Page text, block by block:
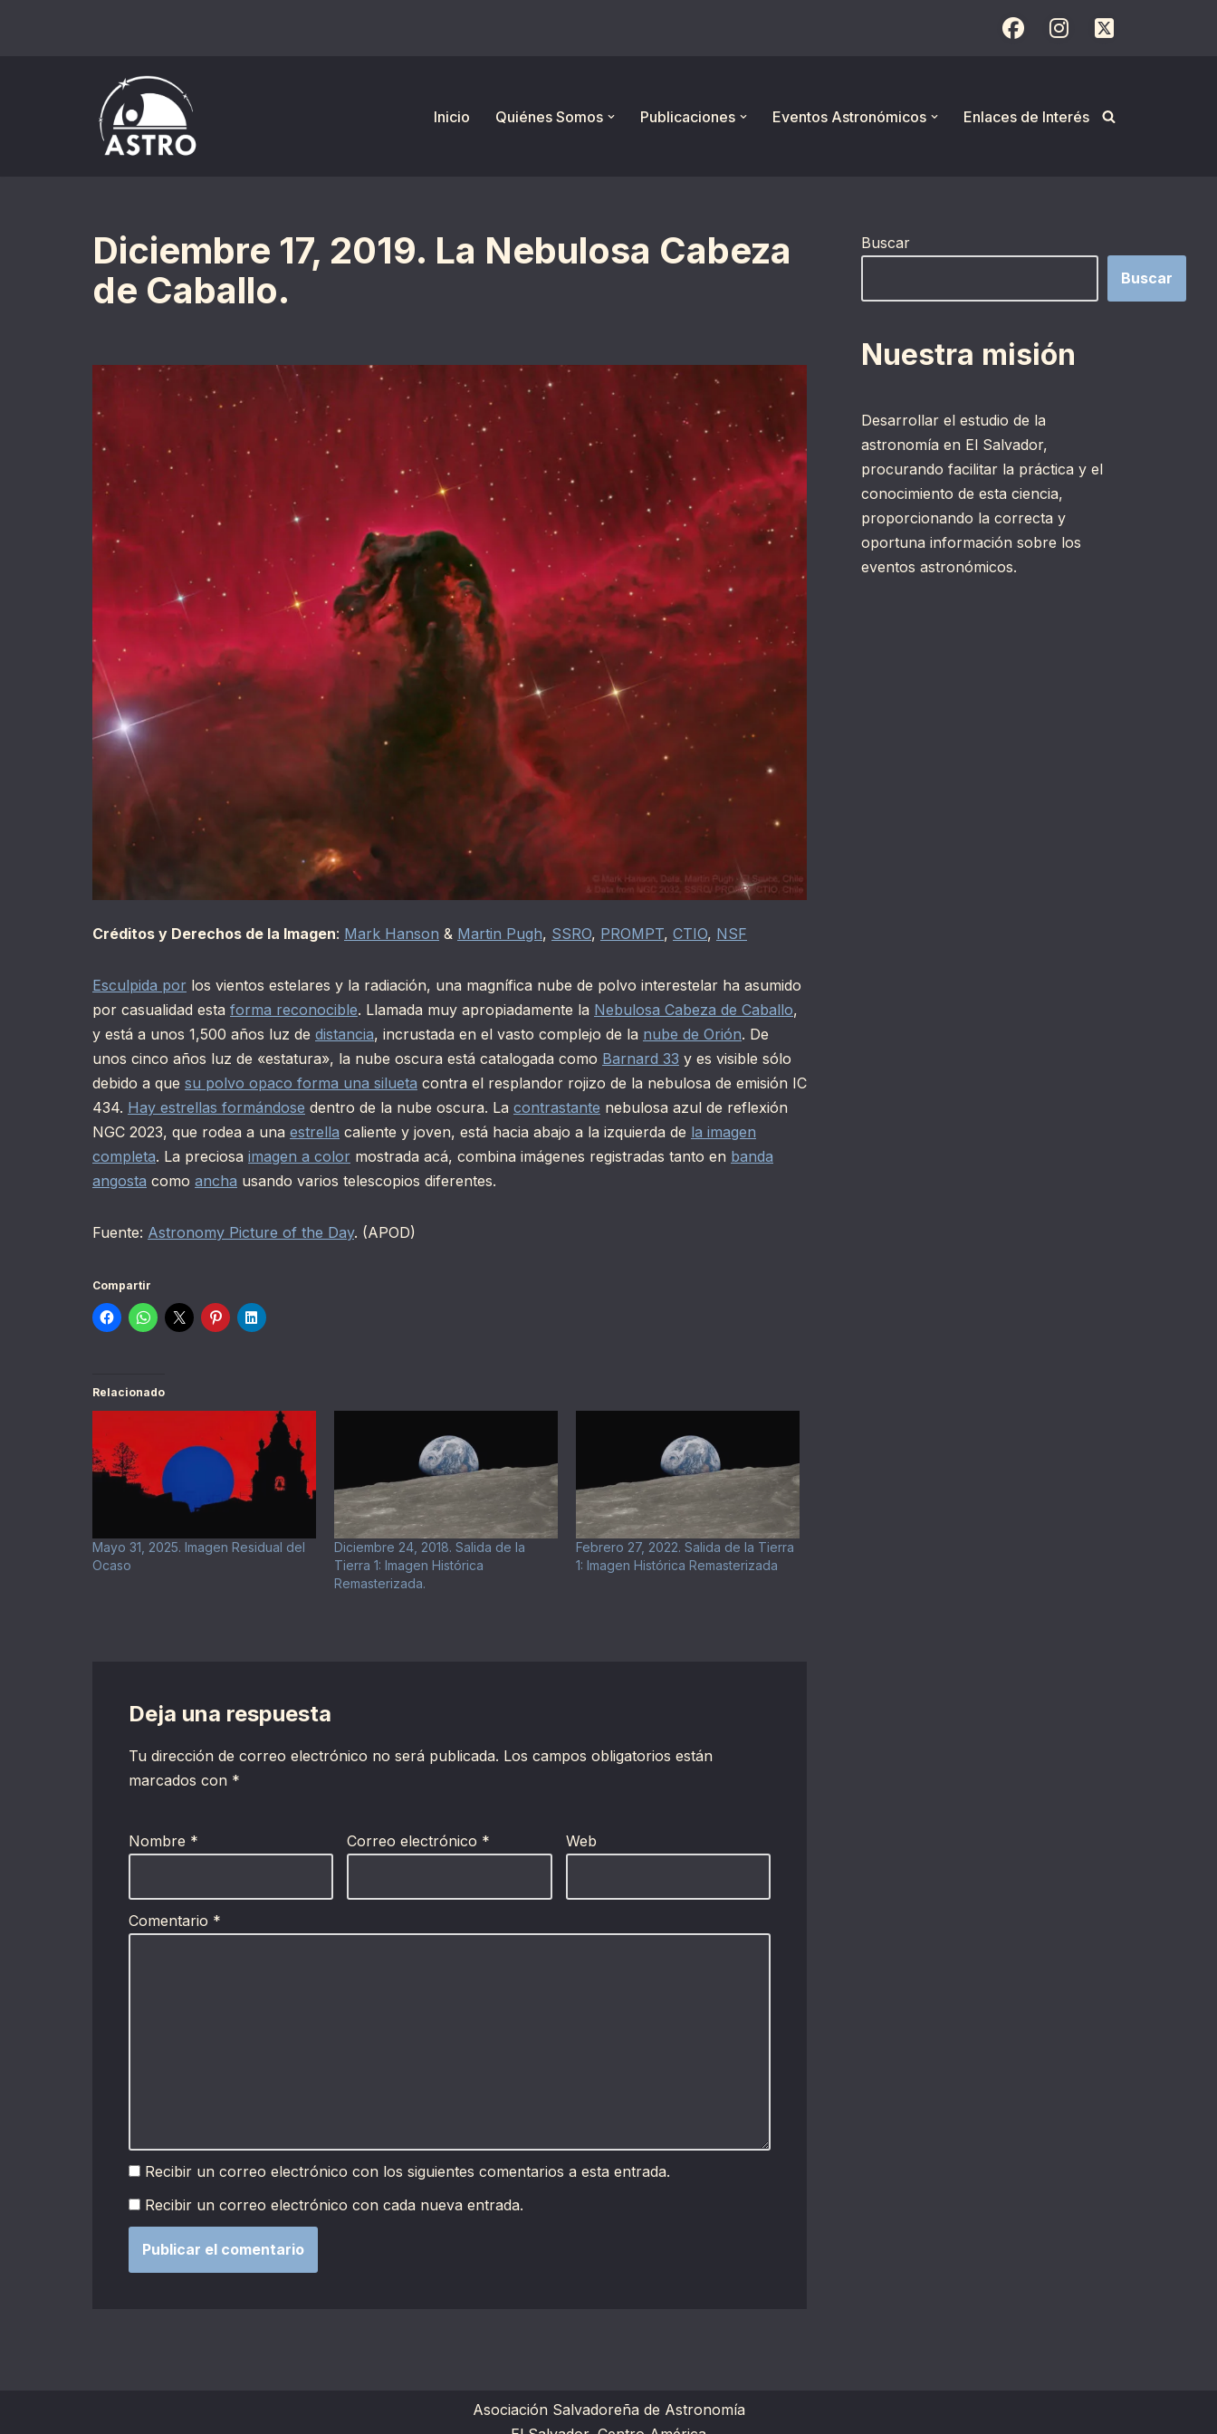
Inicio
Quiénes Somos Publicaciones Eventos Astronómicos Enlaces de Interés
Diciembre 17, 2019. La Nebulosa Cabeza
de Caballo.
Créditos y Derechos de la Imagen: Mark Hanson & Martin Pugh, SSRO, PROMPT, CTIO, NSF
Esculpida por los vientos estelares y la radiación, una magnífica nube de polvo interestelar ha asumido
por casualidad esta forma reconocible. Llamada muy apropiadamente la Nebulosa Cabeza de Caballo,
y está a unos 1,500 años luz de distancia, incrustada en el vasto complejo de la nube de Orión. De
unos cinco años luz de «estatura», la nube oscura está catalogada como Barnard 33 y es visible sólo
debido a que su polvo opaco forma una silueta contra el resplandor rojizo de la nebulosa de emisión IC
434. Hay estrellas formándose dentro de la nube oscura. La contrastante nebulosa azul de reflexión
NGC 2023, que rodea a una estrella caliente y joven, está hacia abajo a la izquierda de la imagen
completa. La preciosa imagen a color mostrada acá, combina imágenes registradas tanto en banda
angosta como ancha usando varios telescopios diferentes.
Fuente: Astronomy Picture of the Day. (APOD)
Compartir
Relacionado
Mayo 31, 2025. Imagen Residual del
Ocaso
Diciembre 24, 2018. Salida de la
Tierra 1: Imagen Histórica
Remasterizada.
Febrero 27, 2022. Salida de la Tierra
1: Imagen Histórica Remasterizada
Deja una respuesta
Tu dirección de correo electrónico no será publicada. Los campos obligatorios están
marcados con *
Nombre * Correo electrónico * Web
Comentario *
Recibir un correo electrónico con los siguientes comentarios a esta entrada.
Recibir un correo electrónico con cada nueva entrada.
Buscar
Buscar
Nuestra misión
Desarrollar el estudio de la
astronomía en El Salvador,
procurando facilitar la práctica y el
conocimiento de esta ciencia,
proporcionando la correcta y
oportuna información sobre los
eventos astronómicos.
Asociación Salvadoreña de Astronomía